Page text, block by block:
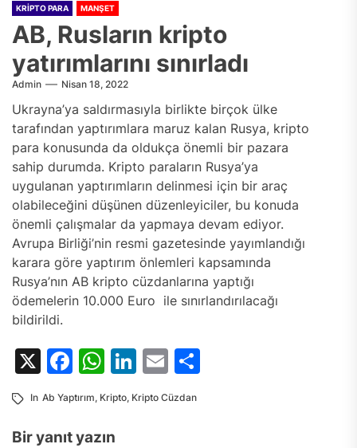
KRIPTO PARA MANŞET
AB, Rusların kripto
yatırımlarını sınırladı
Admin Nisan 18, 2022
Ukrayna’ya saldırmasıyla birlikte birçok ülke
tarafından yaptırımlara maruz kalan Rusya, kripto
para konusunda da oldukça önemli bir pazara
sahip durumda. Kripto paraların Rusya’ya
uygulanan yaptırımların delinmesi için bir araç
olabileceğini düşünen düzenleyiciler, bu konuda
önemli çalışmalar da yapmaya devam ediyor.
Avrupa Birliği’nin resmi gazetesinde yayımlandığı
karara göre yaptırım önlemleri kapsamında
Rusya’nın AB kripto cüzdanlarına yaptığı
ödemelerin 10.000 Euro ile sınırlandırılacağı
bildirildi.
X Facebook
WhatsApp
LinkedIn
Email
In Ab Yaptırım, Kripto, Kripto Cüzdan
Bir yanıt yazın